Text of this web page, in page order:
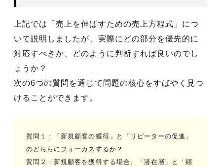
上記では「売上を伸ばすための売上方程式」につ
いて説明しましたが、実際にどの部分を優先的に
対応すべきか、どのように判断すれば良いのでし
ょうか？
次の6つの質問を通じて問題の核心をすばやく見つ
けることができます。
質問１：「新規顧客の獲得」と「リピーターの促進」
のどちらにフォーカスするか？
質問２：新規顧客を獲得する場合、「潜在層」と「顕